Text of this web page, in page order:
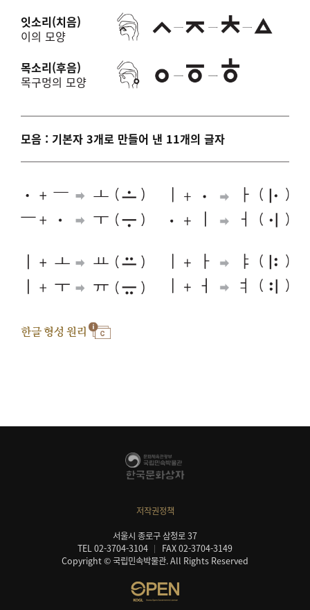
잇소리(치음)
이의 모양
목소리(후음)
목구멍의 모양
모음 : 기본자 3개로 만들어 낸 11개의 글자
한글 형성 원리
저작권정책
서울시 종로구 삼청로 37
TEL 02-3704-3104
FAX 02-3704-3149
Copyright © 국립민속박물관. All Rights Reserved